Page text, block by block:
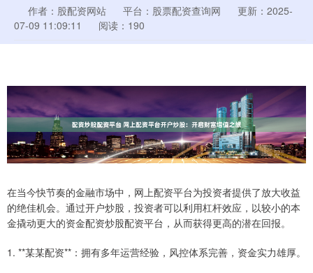
作者：股配资网站 平台：股票配资查询网
更新：2025-
07-09 11:09:11
阅读：190
在当今快节奏的金融市场中，网上配资平台为投资者提供了放大收益
的绝佳机会。通过开户炒股，投资者可以利用杠杆效应，以较小的本
金撬动更大的资金配资炒股配资平台，从而获得更高的潜在回报。
1. **某某配资**：拥有多年运营经验，风控体系完善，资金实力雄厚。